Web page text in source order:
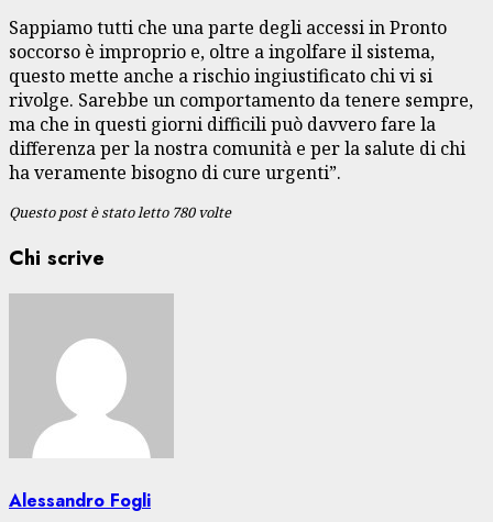
Sappiamo tutti che una parte degli accessi in Pronto
soccorso è improprio e, oltre a ingolfare il sistema,
questo mette anche a rischio ingiustificato chi vi si
rivolge. Sarebbe un comportamento da tenere sempre,
ma che in questi giorni difficili può davvero fare la
differenza per la nostra comunità e per la salute di chi
ha veramente bisogno di cure urgenti”.
Questo post è stato letto 780 volte
Chi scrive
Alessandro Fogli